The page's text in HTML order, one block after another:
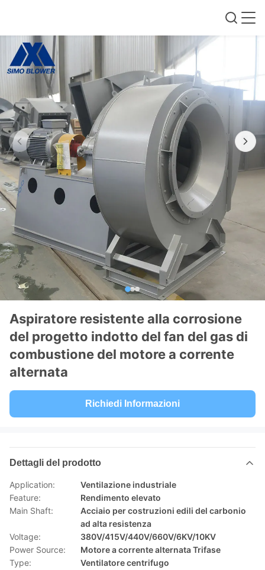
Aspiratore resistente alla corrosione
del progetto indotto del fan del gas di
combustione del motore a corrente
alternata
Richiedi Informazioni
Dettagli del prodotto
Application:
Ventilazione industriale
Feature:
Rendimento elevato
Main Shaft:
Acciaio per costruzioni edili del carbonio
ad alta resistenza
Voltage:
380V/415V/440V/660V/6KV/10KV
Power Source:
Motore a corrente alternata Trifase
Type:
Ventilatore centrifugo